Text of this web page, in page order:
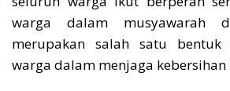
warga dalam musyawarah
merupakan salah satu bentuk
warga dalam menjaga